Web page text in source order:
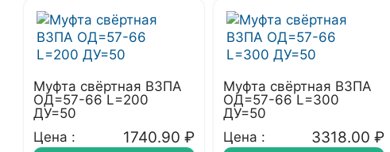
Муфта свёртная ВЗПА
ОД=57-66 L=200
ДУ=50
Цена :
1740.90 ₽
Муфта свёртная ВЗПА
ОД=57-66 L=300
ДУ=50
Цена :
3318.00 ₽